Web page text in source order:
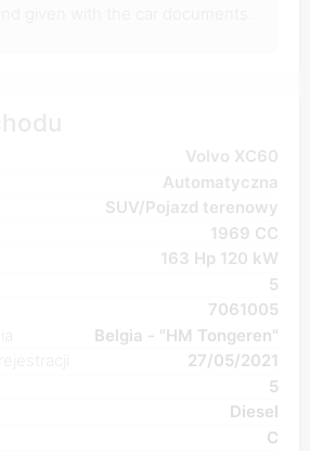
Volvo XC60
Automatyczna
SUV/Pojazd terenowy
1969 CC
163 Hp 120 kW
5
7061005
Belgia - "HM Tongeren"
27/05/2021
5
Diesel
C